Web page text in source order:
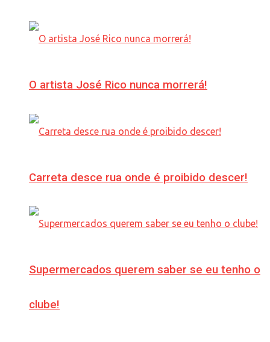
O artista José Rico nunca morrerá!
Carreta desce rua onde é proibido descer!
Supermercados querem saber se eu tenho o
clube!